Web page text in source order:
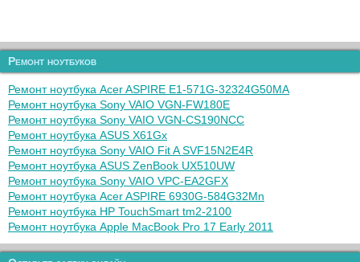
Ремонт ноутбуков
Ремонт ноутбука Acer ASPIRE E1-571G-32324G50MA
Ремонт ноутбука Sony VAIO VGN-FW180E
Ремонт ноутбука Sony VAIO VGN-CS190NCC
Ремонт ноутбука ASUS X61Gx
Ремонт ноутбука Sony VAIO Fit A SVF15N2E4R
Ремонт ноутбука ASUS ZenBook UX510UW
Ремонт ноутбука Sony VAIO VPC-EA2GFX
Ремонт ноутбука Acer ASPIRE 6930G-584G32Mn
Ремонт ноутбука HP TouchSmart tm2-2100
Ремонт ноутбука Apple MacBook Pro 17 Early 2011